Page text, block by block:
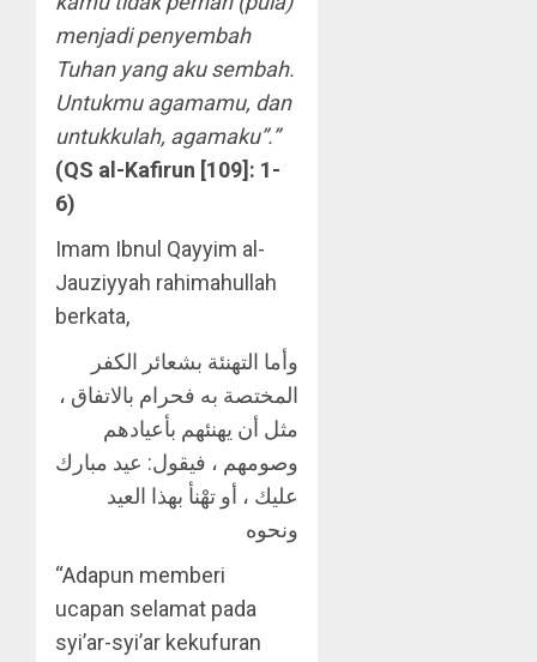
menjadi penyembah
Tuhan yang aku sembah.
Untukmu agamamu, dan
untukkulah, agamaku”.”
(QS al-Kafirun [109]: 1-
6)
Imam Ibnul Qayyim al-
Jauziyyah rahimahullah
berkata,
وأما التهنئة بشعائر الكفر
المختصة به فحرام بالاتفاق ،
مثل أن يهنئهم بأعيادهم
وصومهم ، فيقول: عيد مبارك
عليك ، أو تهْنأ بهذا العيد
ونحوه
“Adapun memberi
ucapan selamat pada
syi’ar-syi’ar kekufuran